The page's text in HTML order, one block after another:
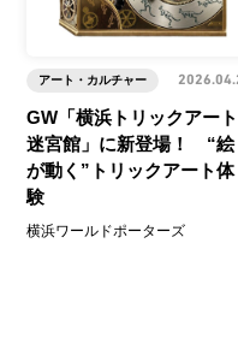
GW「横浜トリックアート
迷宮館」に新登場！ “絵
が動く”トリックアート体
験
横浜ワールドポーターズ
アート・カルチャー